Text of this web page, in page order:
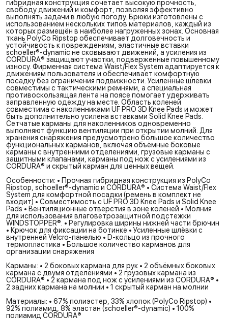
гибридная конструкция сочетает высокую прочность,
свободу движений и комфорт, позволяя эффективно
выполнять задачи в любую погоду. Брюки изготовлены с
использованием нескольких типов материалов, каждый из
которых размещён в наиболее нагруженных зонах. Основная
ткань PolyCo Ripstop обеспечивает долговечность и
устойчивость к повреждениям, эластичные вставки
schoeller®-dynamic не сковывают движений, а усиления из
CORDURA® защищают участки, подверженные повышенному
износу. Фирменная система Waist/Flex System адаптируется к
движениям пользователя и обеспечивает комфортную
посадку без ограничения подвижности. Усиленные шлёвки
совместимы с тактическими ремнями, а специальная
противоскользящая лента на поясе помогает удерживать
заправленную одежду на месте. Область коленей
совместима с наколенниками UF PRO 3D Knee Pads и может
быть дополнительно усилена вставками Solid Knee Pads.
Сетчатые карманы для наколенников одновременно
выполняют функцию вентиляции при открытии молний. Для
хранения снаряжения предусмотрено большое количество
функциональных карманов, включая объёмные боковые
карманы с внутренними отделениями, грузовые карманы с
защитными клапанами, карманы под нож с усилениями из
CORDURA® и скрытый карман для ценных вещей.
Особенности: • Прочная гибридная конструкция из PolyCo
Ripstop, schoeller®-dynamic и CORDURA® • Система Waist/Flex
System для комфортной посадки (ремень в комплект не
входит) • Совместимость с UF PRO 3D Knee Pads и Solid Knee
Pads • Вентиляционные отверстия в зоне коленей • Молния
для использования влаговетрозащитной подстежки
WINDSTOPPER®. • Регулировка ширины нижней части брючин
• Крючок для фиксации на ботинке • Усиленные шлёвки с
внутренней Velcro-панелью • D-кольцо из прочного
термопластика • Большое количество карманов для
организации снаряжения
Карманы: • 2 боковых кармана для рук • 2 объёмных боковых
кармана с двумя отделениями • 2 грузовых кармана из
CORDURA® • 2 кармана под нож с усилениями из CORDURA® •
2 задних кармана на молнии • 1 скрытый карман на молнии
Материалы: • 67% полиэстер, 33% хлопок (PolyCo Ripstop) •
92% полиамид, 8% эластан (schoeller®-dynamic) • 100%
полиамид CORDURA®